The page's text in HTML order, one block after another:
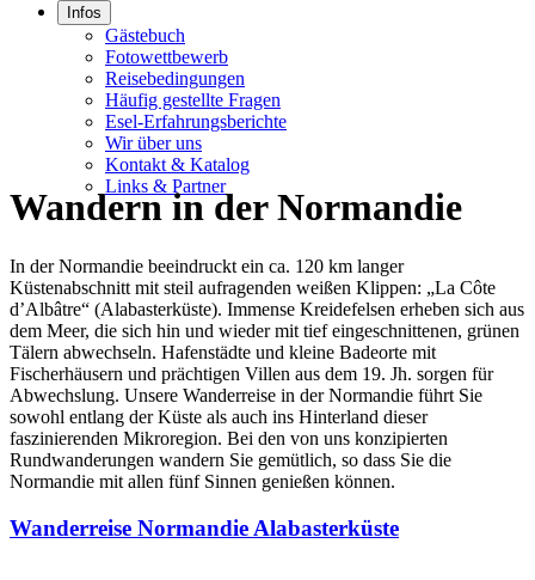
Infos
Gästebuch
Fotowettbewerb
Reisebedingungen
Häufig gestellte Fragen
Esel-Erfahrungsberichte
Wir über uns
Kontakt & Katalog
Links & Partner
Wandern in der Normandie
In der Normandie beeindruckt ein ca. 120 km langer
Küstenabschnitt mit steil aufragenden weißen Klippen: „La Côte
d’Albâtre“ (Alabasterküste). Immense Kreidefelsen erheben sich aus
dem Meer, die sich hin und wieder mit tief eingeschnittenen, grünen
Tälern abwechseln. Hafenstädte und kleine Badeorte mit
Fischerhäusern und prächtigen Villen aus dem 19. Jh. sorgen für
Abwechslung. Unsere Wanderreise in der Normandie führt Sie
sowohl entlang der Küste als auch ins Hinterland dieser
faszinierenden Mikroregion. Bei den von uns konzipierten
Rundwanderungen wandern Sie gemütlich, so dass Sie die
Normandie mit allen fünf Sinnen genießen können.
Wanderreise Normandie Alabasterküste